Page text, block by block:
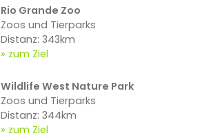
Rio Grande Zoo
Zoos und Tierparks
Distanz: 343km
zum Ziel
Wildlife West Nature Park
Zoos und Tierparks
Distanz: 344km
zum Ziel